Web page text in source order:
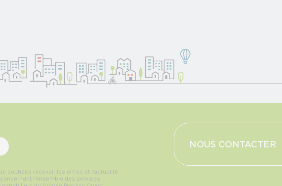
Je souhaite recevoir les offres et l’actualité
concernant l’ensemble des services
NOUS CONTACTER